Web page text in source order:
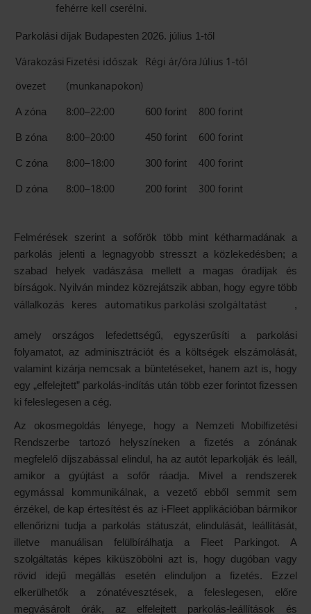
fehérre kell cserélni.
Parkolási díjak Budapesten 2026. július 1-től
Várakozási
övezet
Fizetési időszak
(munkanapokon)
Régi ár/óraJúlius 1-től
A zóna 8:00–22:00 600 forint 800 forint
B zóna 8:00–20:00 450 forint 600 forint
C zóna 8:00–18:00 300 forint 400 forint
D zóna 8:00–18:00 200 forint 300 forint
Felmérések szerint a sofőrök több mint kétharmadának a
parkolás jelenti a legnagyobb stresszt a közlekedésben; a
szabad helyek vadászása mellett a magas óradíjak és
bírságok. Nyilván mindez közrejátszik abban, hogy egyre több
vállalkozás keres automatikus parkolási szolgáltatást ,
amely országos lefedettségű, egyszerűsíti a parkolási
folyamatot, az adminisztrációt és a költségek elszámolását,
valamint kizárja nemcsak a büntetéseket, hanem azt is, hogy
egy „elfelejtett” parkolás-indítás után több ezer forintot fizessen
ki feleslegesen a cég.
Az okosmegoldás lényege, hogy a Nemzeti Mobilfizetési
Rendszerbe tartozó helyszíneken a fizetés a zónának
megfelelő díjszabással elindul, ha az autót leparkolják és leáll,
amikor a gyújtást a sofőr ráadja. Mivel a rendszerek
egymással kommunikálnak, a vezető ebből semmit sem
érzékel, de kap értesítést és az i-Fleet applikációban bármikor
ellenőrizni tudja a parkolás státuszát, elindulását, leállítását,
illetve manuálisan felülbírálhatja a Fleet Parkingot. A
szolgáltatás képes kiküszöbölni azt is, hogy dugóban vagy
rövid idejű megállás esetén elinduljon a fizetés. Ezzel
elkerülhetők a zónatévesztések, a feleslegesen, előre
megvásárolt órák, az elfelejtett parkolás-leállítások és